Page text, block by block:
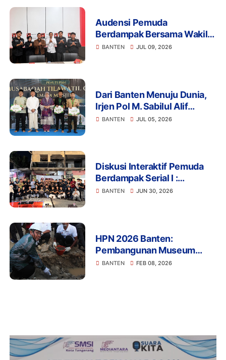
Audensi Pemuda
Berdampak Bersama Wakil
Ketua Komisi III DPRD Kota
BANTEN JUL 09, 2026
Dari Banten Menuju Dunia,
Irjen Pol M. Sabilul Alif
Dorong Penguatan
BANTEN JUL 05, 2026
Diskusi Interaktif Pemuda
Berdampak Serial I :
Membaca Indonesia Emas
BANTEN JUN 30, 2026
HPN 2026 Banten:
Pembangunan Museum
Media Siber Nasional Resmi
BANTEN FEB 08, 2026